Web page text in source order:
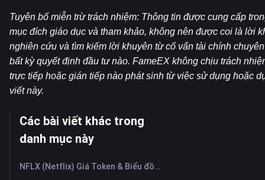
Tuyên bố miễn trừ trách nhiệm: Thông tin được cung cấp
mục đích giáo dục và tham khảo, không nên được coi là lời
nghiên cứu và tìm kiếm lời khuyên từ cố vấn tài chính
bất kỳ quyết định đầu tư nào. FameEX không chịu trách
trực tiếp hoặc gián tiếp nào phát sinh từ việc sử dụng hoặc
viết này.
Các bài viết khác trong
danh mục này
NFLX (Netflix) Giá Token & Biểu đồ trực tiếp mới nhất